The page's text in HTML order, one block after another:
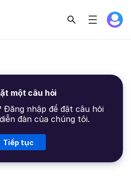
một câu hỏi
Đăng nhập để đặt câu hỏi
đàn của chúng tôi.
Tiếp tục